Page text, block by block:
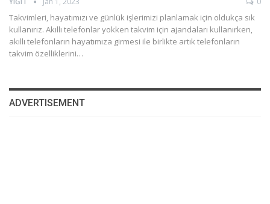
Takvimleri, hayatımızı ve günlük işlerimizi planlamak için oldukça sık
kullanırız. Akıllı telefonlar yokken takvim için ajandaları kullanırken,
akıllı telefonların hayatımıza girmesi ile birlikte artık telefonların
takvim özelliklerini…
ADVERTISEMENT